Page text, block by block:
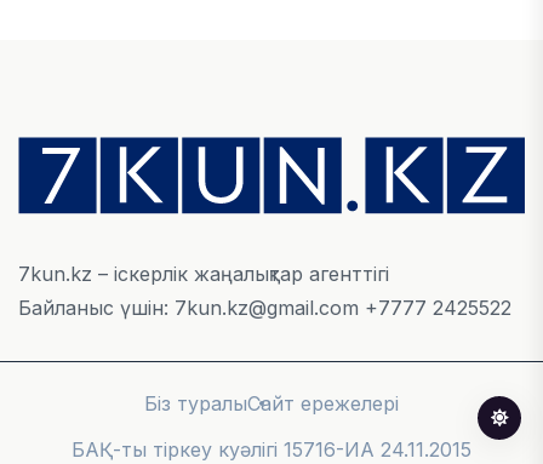
Алматы қалалық МКД мүлікті сатудан
алынатын салық туралы сұрақтарға жауап
берді
«Бәйтерек» холдингінің инвестициялық және
7kun.kz – іскерлік жаңалықтар агенттігі
Байланыс үшін: 7kun.kz@gmail.com +7777 2425522
Біз туралыСайт ережелері
БАҚ-ты тіркеу куәлігі 15716-ИА 24.11.2015